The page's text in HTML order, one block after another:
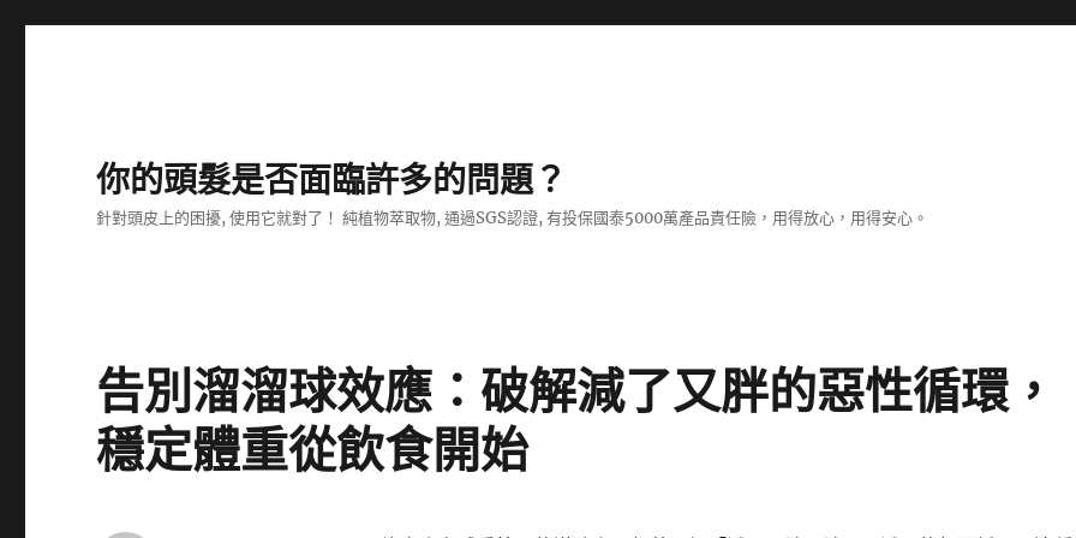
你的頭髮是否面臨許多的問題？
針對頭皮上的困擾, 使用它就對了！ 純植物萃取物, 通過SGS認證, 有投保國泰5000萬產品責任險，用得放心，用得安心。
告別溜溜球效應：破解減了又胖的惡性循環，
穩定體重從飲食開始